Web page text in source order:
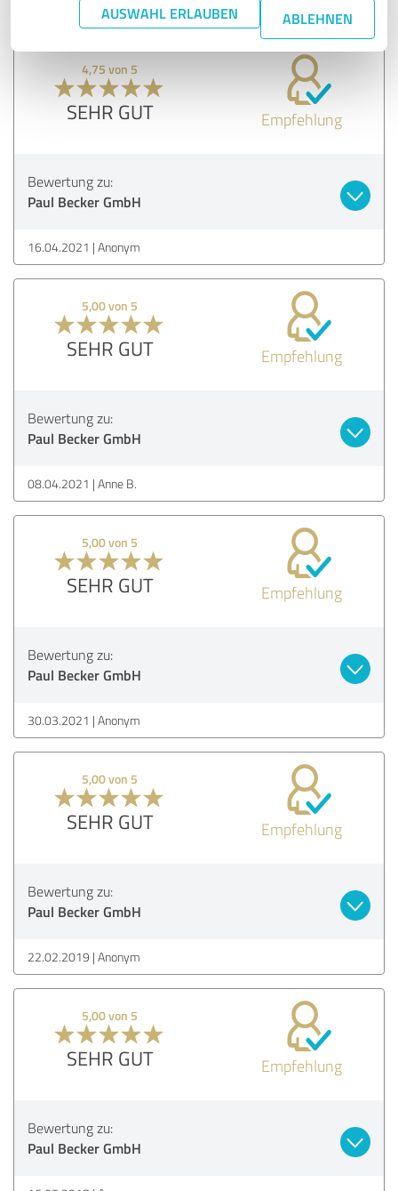
AUSWAHL ERLAUBEN ABLEHNEN
Kraus Gebäudetechnik G.
4,75 von 5
SEHR GUT Empfehlung
Bewertung zu:
Paul Becker GmbH
16.04.2021 Anonym
5,00 von 5
SEHR GUT Empfehlung
Bewertung zu:
Paul Becker GmbH
08.04.2021 Anne B.
5,00 von 5
SEHR GUT Empfehlung
Bewertung zu:
Paul Becker GmbH
30.03.2021 Anonym
5,00 von 5
SEHR GUT Empfehlung
Bewertung zu:
Paul Becker GmbH
22.02.2019 Anonym
5,00 von 5
SEHR GUT Empfehlung
Bewertung zu:
Paul Becker GmbH